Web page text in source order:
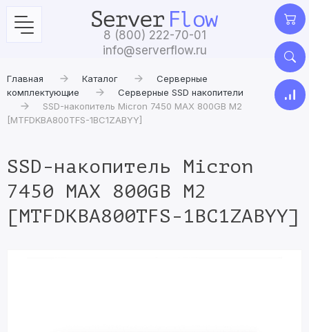
8 (800) 222-70-01
info@serverflow.ru
Главная Каталог
Серверные
комплектующие
Серверные SSD накопители
SSD-накопитель Micron 7450 MAX 800GB M2
[MTFDKBA800TFS-1BC1ZABYY]
SSD-накопитель Micron
7450 MAX 800GB M2
[MTFDKBA800TFS-1BC1ZABYY]